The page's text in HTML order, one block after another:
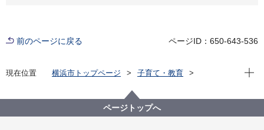
前のページに戻る ページID：650-643-536
現在位置 横浜市トップページ
子育て・教育
親と子のつどいの広場
西区ぐらんまのいえ
現在
ページトップへ